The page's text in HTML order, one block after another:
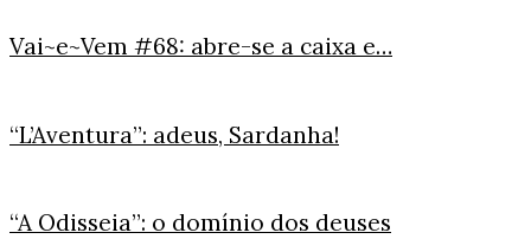
Vai~e~Vem #68: abre-se a caixa e…
“L’Aventura”: adeus, Sardanha!
“A Odisseia”: o domínio dos deuses